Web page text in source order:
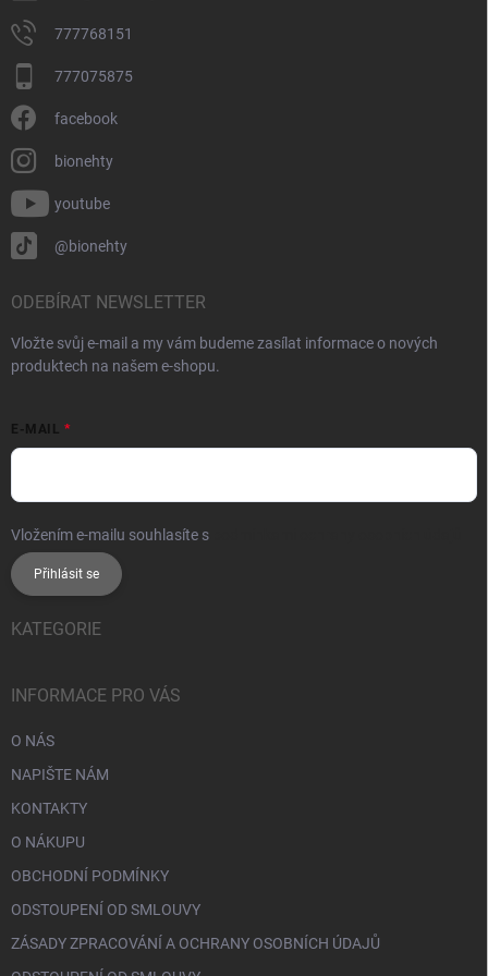
777768151
777075875
facebook
bionehty
youtube
@bionehty
ODEBÍRAT NEWSLETTER
Vložte svůj e-mail a my vám budeme zasílat informace o nových
produktech na našem e-shopu.
E-MAIL
Vložením e-mailu souhlasíte s
Přihlásit se
KATEGORIE
INFORMACE PRO VÁS
O NÁS
NAPIŠTE NÁM
KONTAKTY
O NÁKUPU
OBCHODNÍ PODMÍNKY
ODSTOUPENÍ OD SMLOUVY
ZÁSADY ZPRACOVÁNÍ A OCHRANY OSOBNÍCH ÚDAJŮ